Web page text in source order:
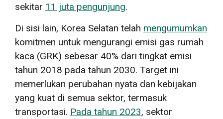
sekitar 11 juta pengunjung.
Di sisi lain, Korea Selatan telah mengumumkan
komitmen untuk mengurangi emisi gas rumah
kaca (GRK) sebesar 40% dari tingkat emisi
tahun 2018 pada tahun 2030. Target ini
memerlukan perubahan nyata dan kebijakan
yang kuat di semua sektor, termasuk
transportasi. Pada tahun 2023, sektor